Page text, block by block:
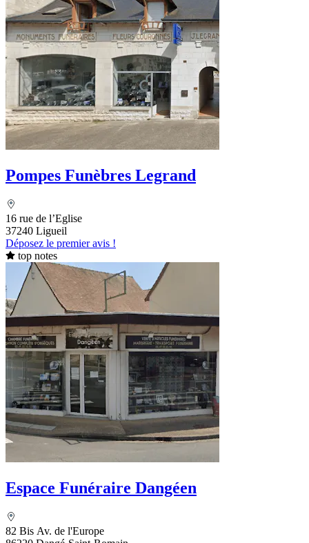
Pompes Funèbres Legrand
16 rue de l’Eglise
37240 Ligueil
Déposez le premier avis !
top notes
Espace Funéraire Dangéen
82 Bis Av. de l'Europe